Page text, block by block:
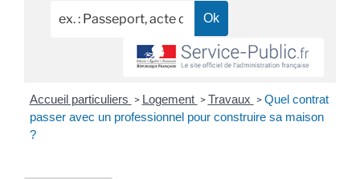
Accueil particuliers > Logement > Travaux > Quel contrat
passer avec un professionnel pour construire sa maison
?